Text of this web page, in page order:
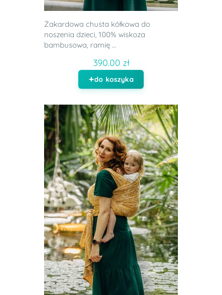
Żakardowa chusta kółkowa do
noszenia dzieci, 100% wiskoza
bambusowa, ramię ...
390.00 zł
do koszyka